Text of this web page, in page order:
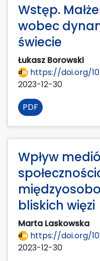
Wstęp.
wobec
świecie
Łukasz Borowski
https://doi.org/
2023-12-30
PDF
Wpływ
bliskich więzi
Marta Laskowska
https://doi.org/
2023-12-30